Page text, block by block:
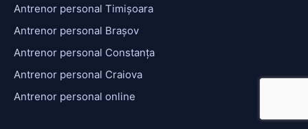
Antrenor personal Timișoara
Antrenor personal Brașov
Antrenor personal Constanța
Antrenor personal Craiova
Antrenor personal online